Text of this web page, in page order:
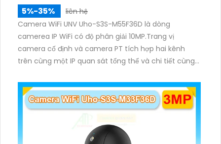
5%-35%
liên hệ
Camera WiFi UNV Uho-S3S-M55F36D là dòng
camerea IP WiFi có độ phân giải 10MP.Trang vị
camera cố định và camera PT tích hợp hai kênh
trên cùng một IP quan sát tổng thể và chi tiết cùng
ánh sáng. Kết hợp hồng ngoại và đèn ấm cho hình
ảnh có màu trong nhiều điều kiện khác nhau trong
phạm vi 3m.